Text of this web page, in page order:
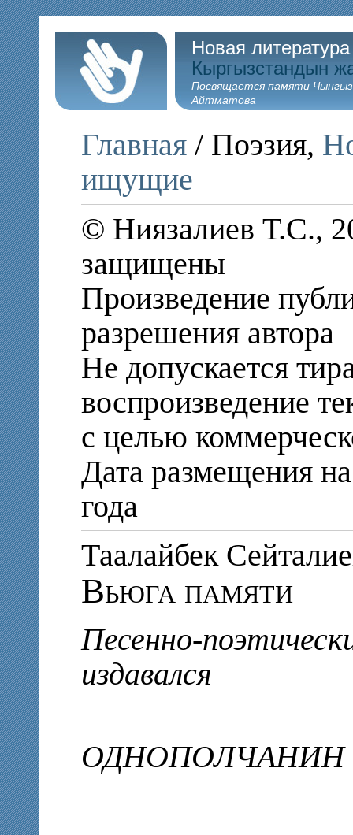
Новая
Кыргызстандын
Посвящается памяти
Айтматова
Главная / Поэзия,
ищущие
© Ниязалиев Т.С.,
защищены
Произведение
разрешения автора
Не допускается
воспроизведение
с целью
Дата размещения
года
Таалайбек
Вьюга памяти
Песенно-
издавался
ОДНОПОЛЧАНИН